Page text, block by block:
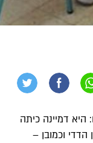
דמיינה כיתה
וכמובן –